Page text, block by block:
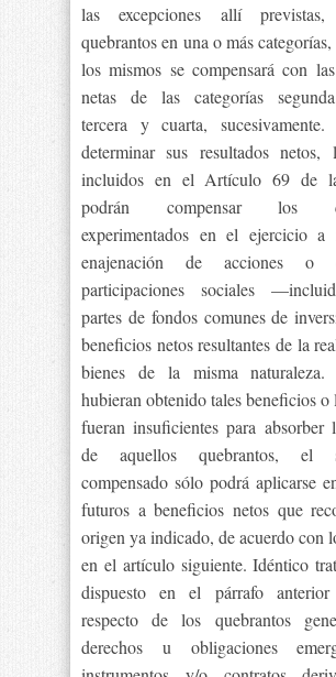
las excepciones allí previstas,
quebrantos en una o más
los mismos se compensará con
netas de las categorías
tercera y cuarta,
determinar sus resultados netos,
incluidos en el Artículo 69 de
podrán compensar los
experimentados en el ejercicio
enajenación de acciones o
participaciones sociales
partes de fondos comunes de
beneficios netos resultantes de la
bienes de la misma
hubieran obtenido tales beneficios o
fueran insuficientes para absorber
de aquellos quebrantos, el
compensado sólo podrá aplicarse
futuros a beneficios netos que
origen ya indicado, de acuerdo con
en el artículo siguiente. Idéntico
dispuesto en el párrafo anterior
respecto de los quebrantos
derechos u obligaciones